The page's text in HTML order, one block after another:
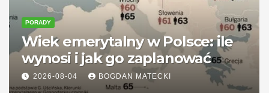
PORADY
Wiek emerytalny w Polsce: ile
wynosi i jak go zaplanować
2026-08-04 BOGDAN MATECKI